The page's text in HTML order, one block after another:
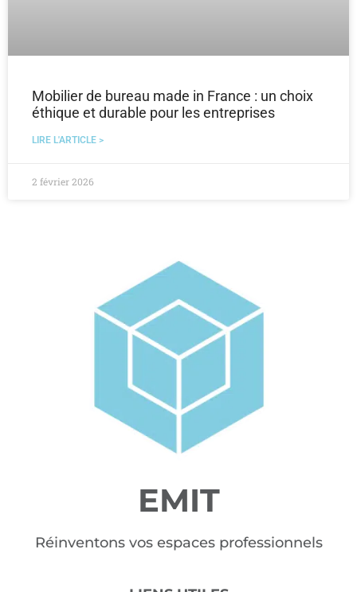
Mobilier de bureau made in France : un choix
éthique et durable pour les entreprises
LIRE L'ARTICLE >
2 février 2026
EMIT
Réinventons vos espaces professionnels